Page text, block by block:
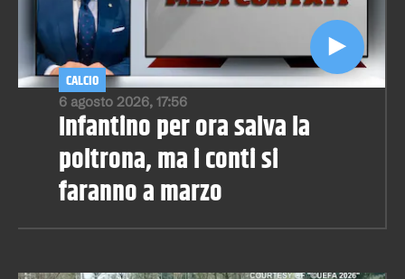
6 agosto 2026, 17:56
CALCIO
Infantino per ora salva la
poltrona, ma i conti si
faranno a marzo